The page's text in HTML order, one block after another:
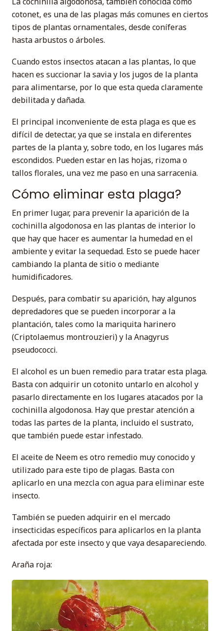
cotonet, es una de las plagas más comunes en ciertos
tipos de plantas ornamentales, desde coníferas
hasta arbustos o árboles.
Cuando estos insectos atacan a las plantas, lo que
hacen es succionar la savia y los jugos de la planta
para alimentarse, por lo que esta queda claramente
debilitada y dañada.
El principal inconveniente de esta plaga es que es
difícil de detectar, ya que se instala en diferentes
partes de la planta y, sobre todo, en los lugares más
escondidos. Pueden estar en las hojas, rizoma o
tallos florales, una vez me paso en una sarracenia.
Cómo eliminar esta plaga?
En primer lugar, para prevenir la aparición de la
cochinilla algodonosa en las plantas de interior lo
que hay que hacer es aumentar la humedad en el
ambiente y evitar la sequedad. Esto se puede hacer
cambiando la planta de sitio o mediante
humidificadores.
Después, para combatir su aparición, hay algunos
depredadores que se pueden incorporar a la
plantación, tales como la mariquita harinero
(Criptolaemus montrouzieri) y la Anagyrus
pseudococci.
El alcohol es un buen remedio para tratar esta plaga.
Basta con adquirir un cotonito untarlo en alcohol y
pasarlo directamente en los lugares atacados por la
cochinilla algodonosa. Hay que prestar atención a
todas las partes de la planta, incluido el sustrato,
que también puede estar infestado.
El aceite de Neem es otro remedio muy conocido y
utilizado para este tipo de plagas. Basta con
aplicarlo en una mezcla con agua para eliminar este
insecto.
También se pueden adquirir en el mercado
insecticidas específicos para aplicarlos en la planta
afectada por este insecto y que vaya desapareciendo.
Araña roja: